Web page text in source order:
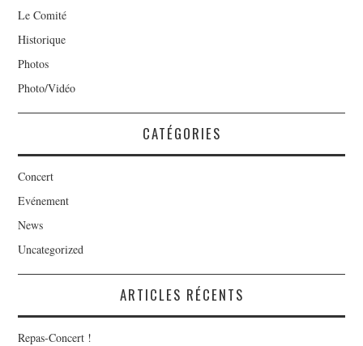
Le Comité
Historique
Photos
Photo/Vidéo
CATÉGORIES
Concert
Evénement
News
Uncategorized
ARTICLES RÉCENTS
Repas-Concert !